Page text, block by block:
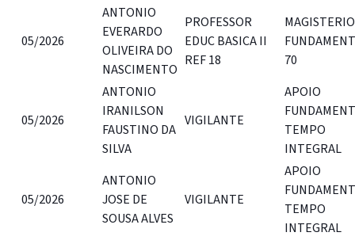
05/2026
ANTONIO
EVERARDO
OLIVEIRA DO
NASCIMENTO
PROFESSOR
EDUC BASICA II
REF 18
MAGISTERIO
70
05/2026
ANTONIO
IRANILSON
FAUSTINO DA
SILVA
VIGILANTE
APOIO
TEMPO
INTEGRAL
05/2026
ANTONIO
JOSE DE
SOUSA ALVES
VIGILANTE
APOIO
TEMPO
INTEGRAL